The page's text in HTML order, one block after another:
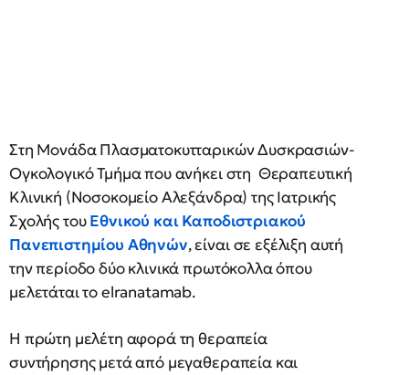
Στη Μονάδα Πλασματοκυτταρικών Δυσκρασιών-
Ογκολογικό Τμήμα που ανήκει στη Θεραπευτική
Κλινική (Νοσοκομείο Αλεξάνδρα) της Ιατρικής
Σχολής τουΕθνικού και Καποδιστριακού
Πανεπιστημίου Αθηνών, είναι σε εξέλιξη αυτή
την περίοδο δύο κλινικά πρωτόκολλα όπου
μελετάται το elranatamab.
Η πρώτη μελέτη αφορά τη θεραπεία
συντήρησης μετά από μεγαθεραπεία και